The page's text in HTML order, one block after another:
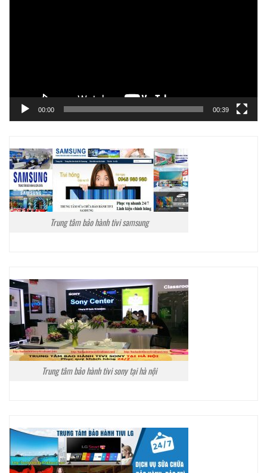
00:00 00:39
Trung tâm bảo hành tivi samsung
Trung tâm bảo hành tivi sony tại hà nội